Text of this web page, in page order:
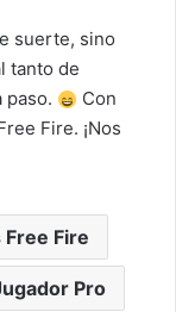
suerte, sino
tanto de
paso.
Con
Fire. ¡Nos
Fire
Pro